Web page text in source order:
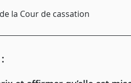
la Cour de cassation